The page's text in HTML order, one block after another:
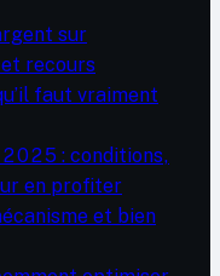
sur
recours
faut vraiment
: conditions,
en profiter
et bien